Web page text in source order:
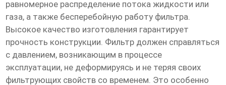
равномерное распределение потока жидкости или
газа, а также бесперебойную работу фильтра.
Высокое качество изготовления гарантирует
прочность конструкции. Фильтр должен справляться
с давлением, возникающим в процессе
эксплуатации, не деформируясь и не теряя своих
фильтрующих свойств со временем. Это особенно